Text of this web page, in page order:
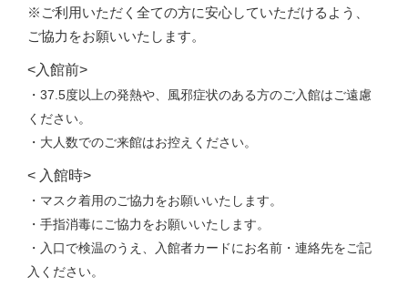
※ご利用いただく全ての方に安心していただけるよう、
ご協力をお願いいたします。
<入館前>
・37.5度以上の発熱や、風邪症状のある方のご入館はご遠慮
ください。
・大人数でのご来館はお控えください。
< 入館時>
・マスク着用のご協力をお願いいたします。
・手指消毒にご協力をお願いいたします。
・入口で検温のうえ、入館者カードにお名前・連絡先をご記
入ください。